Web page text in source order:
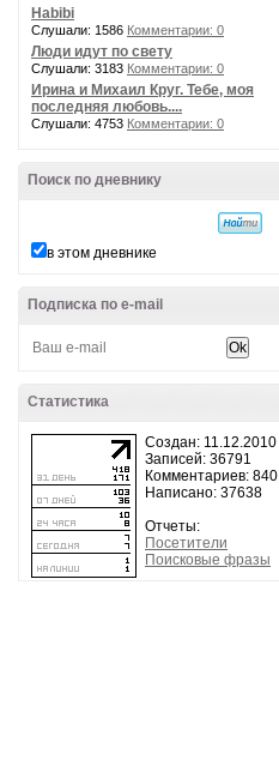
Habibi
Слушали: 1586 Комментарии: 0
Люди идут по свету
Слушали: 3183 Комментарии: 0
Ирина и Михаил Круг. Тебе, моя
последняя любовь....
Слушали: 4753 Комментарии: 0
Поиск по дневнику
в этом дневнике
Подписка по e-mail
Статистика
Создан: 11.12.2010
Записей: 36791
Комментариев: 840
Написано: 37638
Отчеты:
Посетители
Поисковые фразы